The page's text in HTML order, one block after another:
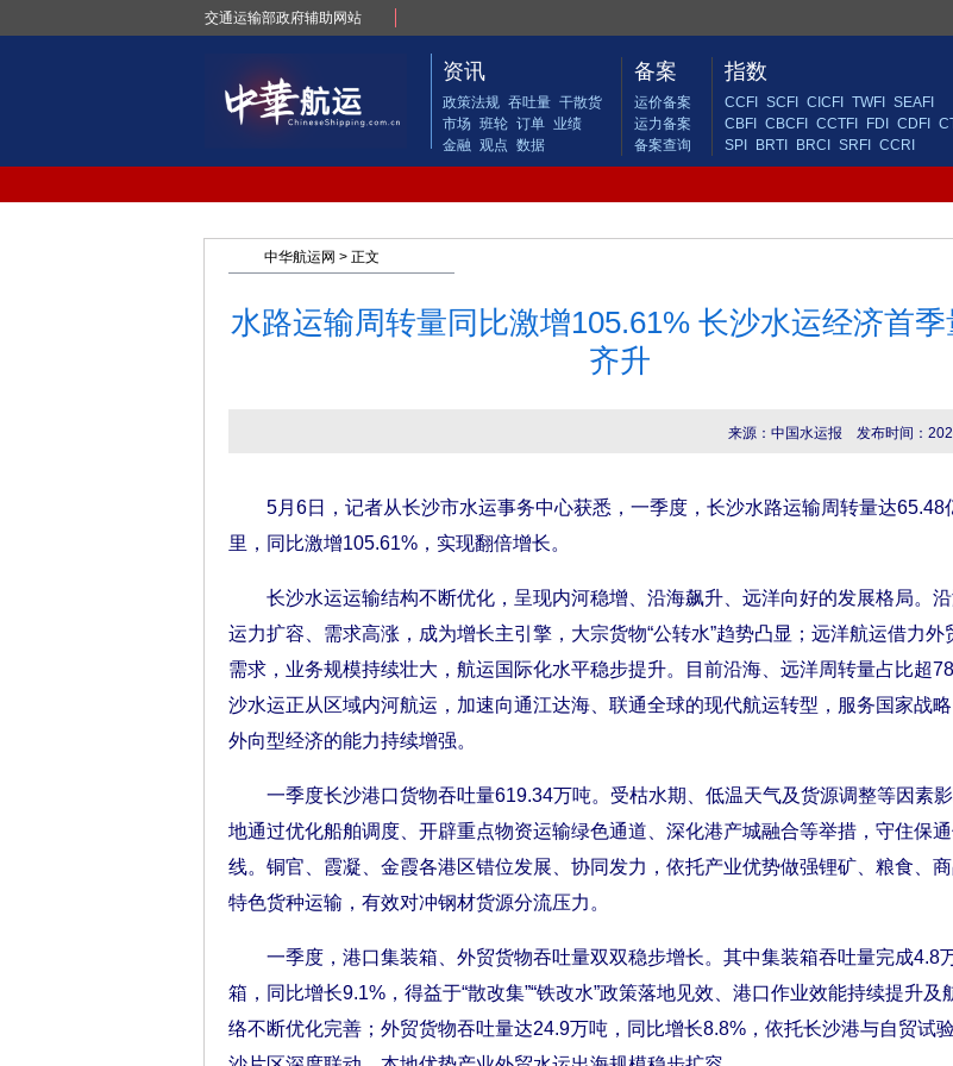
交通运输部政府辅助网站
资讯
政策法规 吞吐量 干散货
市场 班轮 订单 业绩
金融 观点 数据
备案
运价备案
运力备案
备案查询
指数
CCFI SCFI CICFI TWFI
SEAFI
CBFI
CBCFI CCTFI FDI CDFI
SPI
BRTI BRCI SRFI CCRI
中华航运网 > 正文
水路运输周转量同比激增105.61% 长沙水运经济首季
齐升
来源：中国水运报 发布时间：
5月6日，记者从长沙市水运事务中心获悉，一季度，长沙水路运输周转量达65.48
里，同比激增105.61%，实现翻倍增长。
长沙水运运输结构不断优化，呈现内河稳增、沿海飙升、远洋向好的发展格局。沿
运力扩容、需求高涨，成为增长主引擎，大宗货物“公转水”趋势凸显；远洋航运借力外
需求，业务规模持续壮大，航运国际化水平稳步提升。目前沿海、远洋周转量占比超
沙水运正从区域内河航运，加速向通江达海、联通全球的现代航运转型，服务国家战
外向型经济的能力持续增强。
一季度长沙港口货物吞吐量619.34万吨。受枯水期、低温天气及货源调整等因素影
地通过优化船舶调度、开辟重点物资运输绿色通道、深化港产城融合等举措，守住保
线。铜官、霞凝、金霞各港区错位发展、协同发力，依托产业优势做强锂矿、粮食、
特色货种运输，有效对冲钢材货源分流压力。
一季度，港口集装箱、外贸货物吞吐量双双稳步增长。其中集装箱吞吐量完成4.8
箱，同比增长9.1%，得益于“散改集”“铁改水”政策落地见效、港口作业效能持续提升及
络不断优化完善；外贸货物吞吐量达24.9万吨，同比增长8.8%，依托长沙港与自贸试